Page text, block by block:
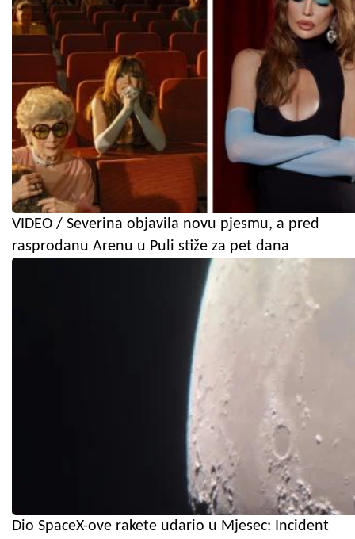
VIDEO / Severina objavila novu pjesmu, a pred
rasprodanu Arenu u Puli stiže za pet dana
Dio SpaceX-ove rakete udario u Mjesec: Incident